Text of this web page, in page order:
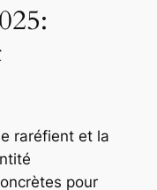
raréfient et la
pour